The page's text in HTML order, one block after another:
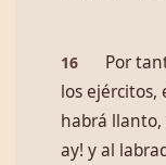
16
Por
los ejércitos,
habrá llanto,
ay! y al